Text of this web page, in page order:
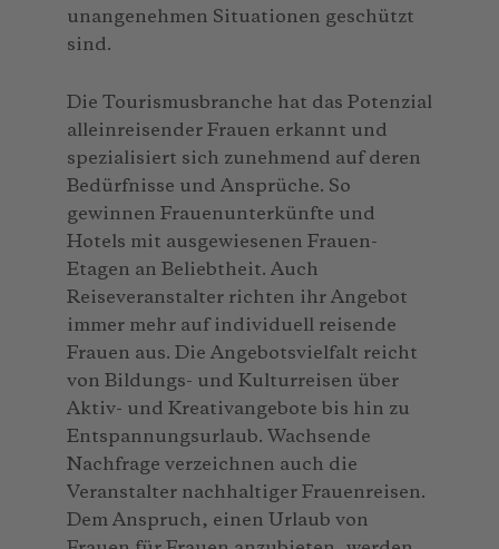
unangenehmen Situationen geschützt
sind.
Die Tourismusbranche hat das Potenzial
alleinreisender Frauen erkannt und
spezialisiert sich zunehmend auf deren
Bedürfnisse und Ansprüche. So
gewinnen Frauenunterkünfte und
Hotels mit ausgewiesenen Frauen-
Etagen an Beliebtheit. Auch
Reiseveranstalter richten ihr Angebot
immer mehr auf individuell reisende
Frauen aus. Die Angebotsvielfalt reicht
von Bildungs- und Kulturreisen über
Aktiv- und Kreativangebote bis hin zu
Entspannungsurlaub. Wachsende
Nachfrage verzeichnen auch die
Veranstalter nachhaltiger Frauenreisen.
Dem Anspruch, einen Urlaub von